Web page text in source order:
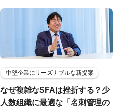
中堅企業にリーズナブルな新提案
なぜ複雑なSFAは挫折する？少
人数組織に最適な「名刺管理の